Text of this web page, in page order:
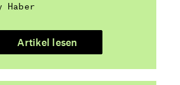
Haber
Artikel lesen